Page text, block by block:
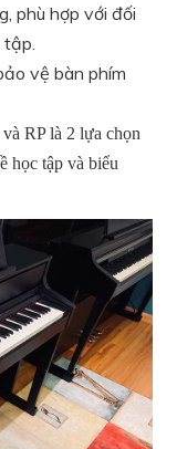
phù hợp với đối
vệ bàn phím
RP là 2 lựa chọn
học tập và biểu